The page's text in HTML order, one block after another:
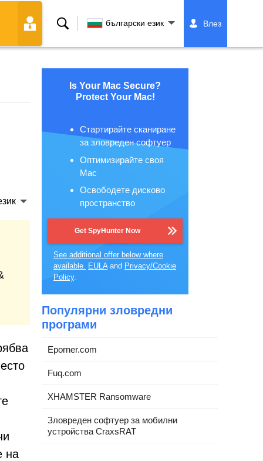
Търсене български език Влез
на
Is Your Mac Secure?
Protect Your Mac!
Стартирайте сканиране
за зловреден софтуер
Оптимизирайте своя
Mac
Освободете дисково
пространство
Get SpyHunter Now
See additional offer below where
available. EULAand Privacy/Cookie
Policy.
Популярни зловредни
програми
Eporner.com
Fuq.com
XHAMSTER Ransomware
Зловреден софтуер за мобилни
устройства CraxsRAT